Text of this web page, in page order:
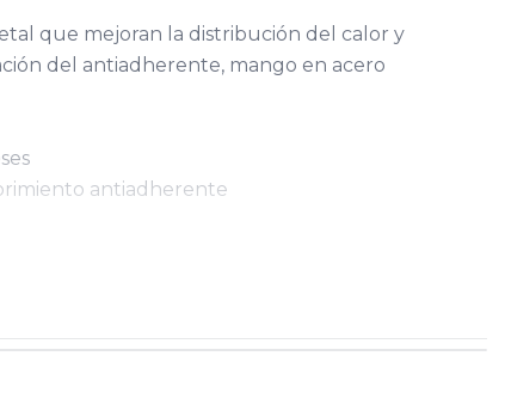
que mejoran la distribución del calor y
del antiadherente, mango en acero
antiadherente